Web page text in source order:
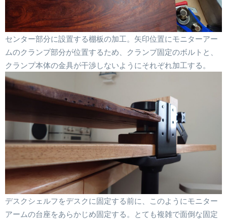
センター部分に設置する棚板の加工。矢印位置にモニターアー
ムのクランプ部分が位置するため、クランプ固定のボルトと、
クランプ本体の金具が干渉しないようにそれぞれ加工する。
デスクシェルフをデスクに固定する前に、このようにモニター
アームの台座をあらかじめ固定する。とても複雑で面倒な固定